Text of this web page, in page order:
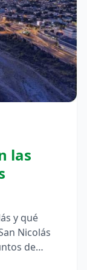
las
y qué
Nicolás
de